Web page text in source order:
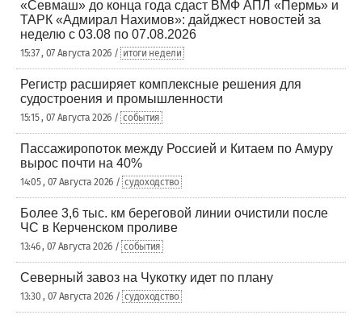
«Севмаш» до конца года сдаст ВМФ АПЛ «Пермь» и
ТАРК «Адмирал Нахимов»: дайджест новостей за
неделю с 03.08 по 07.08.2026
15:37 , 07 Августа 2026 / итоги недели
Регистр расширяет комплексные решения для
судостроения и промышленности
15:15 , 07 Августа 2026 / события
Пассажиропоток между Россией и Китаем по Амуру
вырос почти на 40%
14:05 , 07 Августа 2026 / судоходство
Более 3,6 тыс. км береговой линии очистили после
ЧС в Керченском проливе
13:46 , 07 Августа 2026 / события
Северный завоз на Чукотку идет по плану
13:30 , 07 Августа 2026 / судоходство